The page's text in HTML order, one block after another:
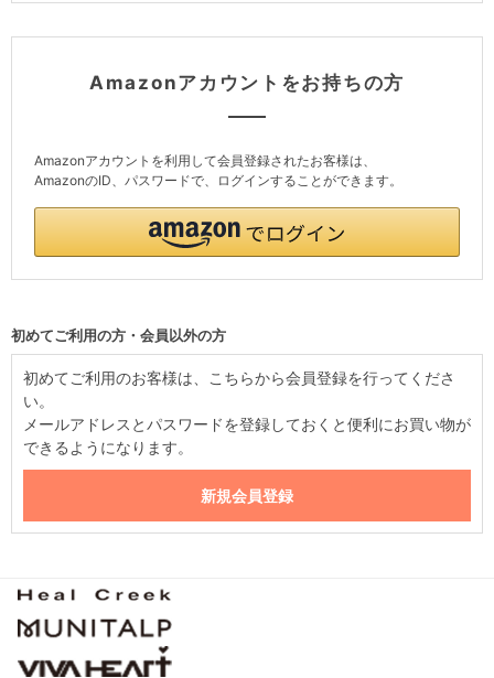
Amazonアカウントをお持ちの方
Amazonアカウントを利用して会員登録されたお客様は、
AmazonのID、パスワードで、ログインすることができます。
初めてご利用の方・会員以外の方
初めてご利用のお客様は、こちらから会員登録を行ってくださ
い。
メールアドレスとパスワードを登録しておくと便利にお買い物が
できるようになります。